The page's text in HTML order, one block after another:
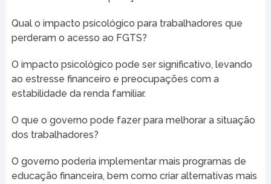
Qual o impacto psicológico para trabalhadores que
perderam o acesso ao FGTS?
O impacto psicológico pode ser significativo, levando
ao estresse financeiro e preocupações com a
estabilidade da renda familiar.
O que o governo pode fazer para melhorar a situação
dos trabalhadores?
O governo poderia implementar mais programas de
educação financeira, bem como criar alternativas mais